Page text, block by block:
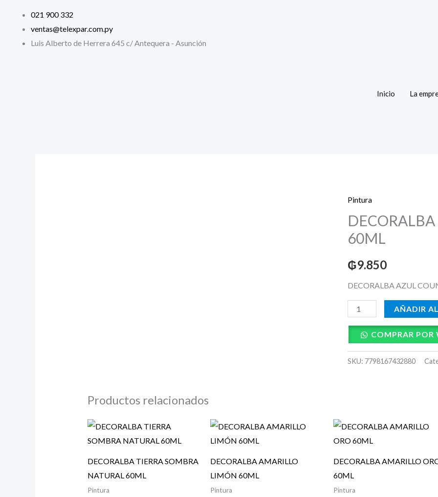
contenido
021 900 332
ventas@telexpar.com.py
Luis Alberto de Herrera 645 c/ Antequera - Asunción
Inicio La
Pintura
60ML
₲9.850
DECORALBA AZUL
DECORALBA
AZUL
COUNTRY
60ML
cantidad
AÑADIR
COMPRAR POR
SKU: 7798167432880
Productos relacionados
DECORALBA TIERRA SOMBRA
NATURAL 60ML
Pintura
DECORALBA AMARILLO
LIMÓN 60ML
Pintura
DECORALBA AMARILLO
60ML
Pintura